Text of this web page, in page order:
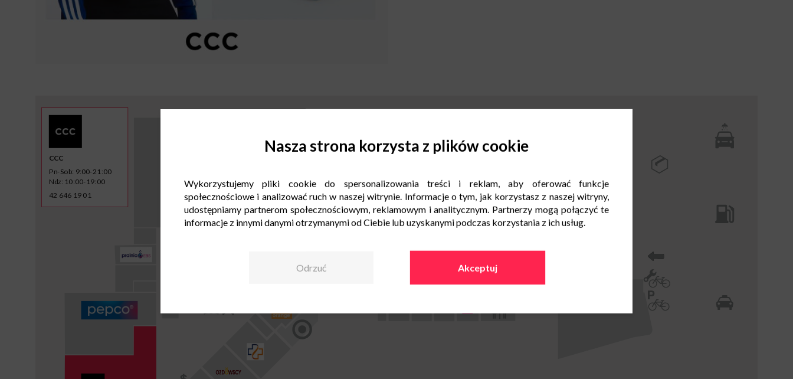
CCC
Pn-Sob: 9:00-21:00
Ndz: 10:00-19:00
42 646 19 01
Nasza strona korzysta z plików cookie
Wykorzystujemy pliki cookie do spersonalizowania treści i reklam, aby oferować funkcje
społecznościowe i analizować ruch w naszej witrynie. Informacje o tym, jak korzystasz z naszej witryny,
udostępniamy partnerom społecznościowym, reklamowym i analitycznym. Partnerzy mogą połączyć te
informacje z innymi danymi otrzymanymi od Ciebie lub uzyskanymi podczas korzystania z ich usług.
Odrzuć Akceptuj